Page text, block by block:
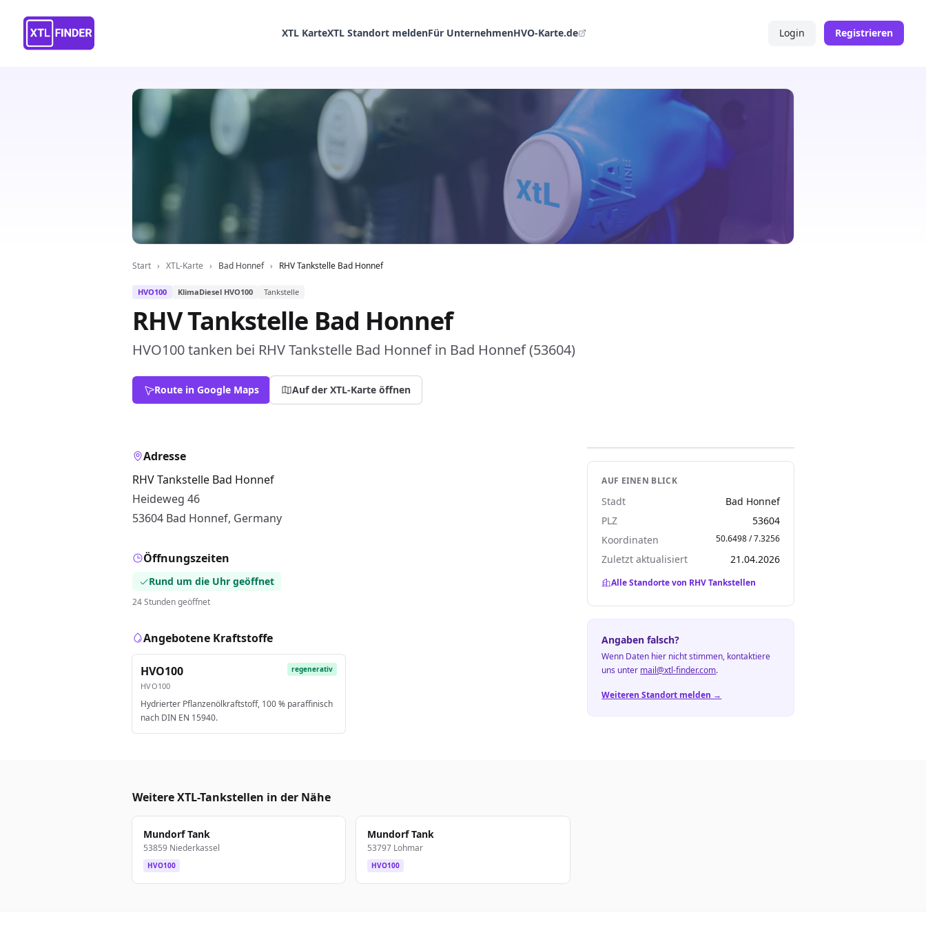
XTL KarteXTL Standort meldenFür UnternehmenHVO-Karte.de Login Registrieren
Start › XTL-Karte › Bad Honnef › RHV Tankstelle Bad Honnef
HVO100 KlimaDiesel HVO100 Tankstelle
RHV Tankstelle Bad Honnef
HVO100 tanken bei RHV Tankstelle Bad Honnef in Bad Honnef (53604)
Route in Google Maps Auf der XTL-Karte öffnen
Adresse
RHV Tankstelle Bad Honnef
Heideweg 46
53604 Bad Honnef, Germany
Öffnungszeiten
Rund um die Uhr geöffnet
24 Stunden geöffnet
Angebotene Kraftstoffe
HVO100
HVO100
regenerativ
Hydrierter Pflanzenölkraftstoff, 100 % paraffinisch
nach DIN EN 15940.
AUF EINEN BLICK
Stadt
Bad Honnef
PLZ
53604
Koordinaten
50.6498 / 7.3256
Zuletzt aktualisiert 21.04.2026
Alle Standorte von RHV Tankstellen
Angaben falsch?
Wenn Daten hier nicht stimmen, kontaktiere
uns unter mail@xtl-finder.com.
Weiteren Standort melden →
Weitere XTL-Tankstellen in der Nähe
Mundorf Tank
53859 Niederkassel
HVO100
Mundorf Tank
53797 Lohmar
HVO100